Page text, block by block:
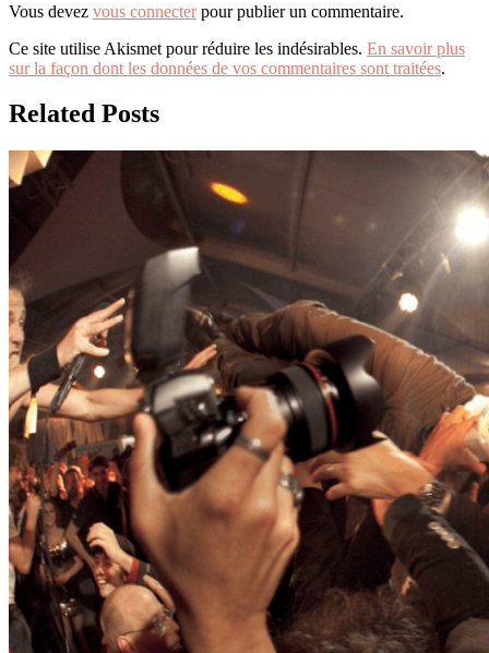
Vous devez vous connecterpour publier un commentaire.
Ce site utilise Akismet pour réduire les indésirables. En savoir plus
sur la façon dont les données de vos commentaires sont traitées.
Related Posts